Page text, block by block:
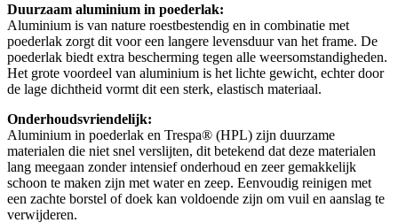
Duurzaam aluminium in poederlak:
Aluminium is van nature roestbestendig en in combinatie met
poederlak zorgt dit voor een langere levensduur van het frame. De
poederlak biedt extra bescherming tegen alle weersomstandigheden.
Het grote voordeel van aluminium is het lichte gewicht, echter door
de lage dichtheid vormt dit een sterk, elastisch materiaal.
Onderhoudsvriendelijk:
Aluminium in poederlak en Trespa® (HPL) zijn duurzame
materialen die niet snel verslijten, dit betekend dat deze materialen
lang meegaan zonder intensief onderhoud en zeer gemakkelijk
schoon te maken zijn met water en zeep. Eenvoudig reinigen met
een zachte borstel of doek kan voldoende zijn om vuil en aanslag te
verwijderen.